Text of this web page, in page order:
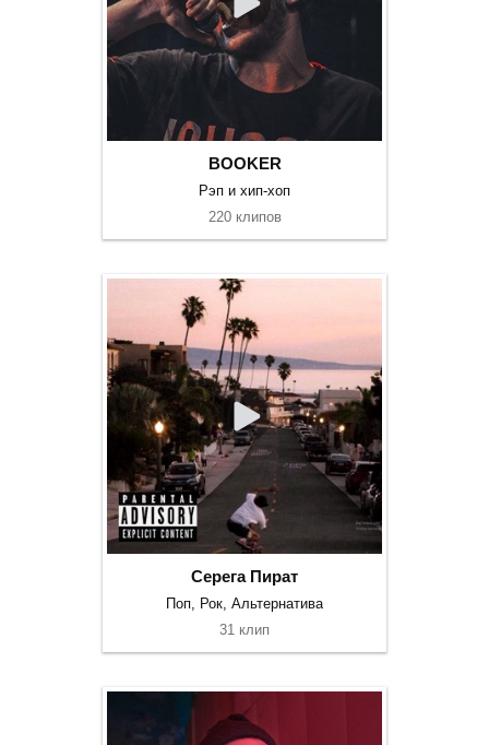
BOOKER
Рэп и хип-хоп
220 клипов
Серега Пират
Поп, Рок, Альтернатива
31 клип